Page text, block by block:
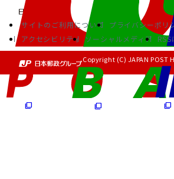
サイトのご利用について
プライバシーポリ
アクセシビリティ
ソーシャルメディア
Copyright (C) JAPAN POST